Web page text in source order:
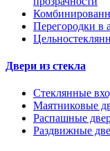
Перегородки в
Двери из стекла
Стеклянные
Маятниковые
Распашные
Раздвижные